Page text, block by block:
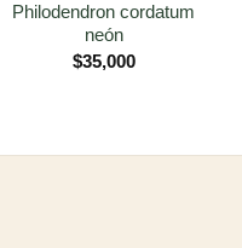
Philodendron cordatum
neón
$35,000